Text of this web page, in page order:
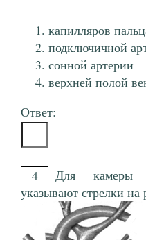
капилляров
подключичной
сонной артерии
верхней полой
Ответ:
4
Для камеры
указывают стрелки на